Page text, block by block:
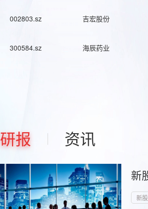
002803.sz 吉宏股份
300584.sz 海辰药业
研报 资讯
新
新